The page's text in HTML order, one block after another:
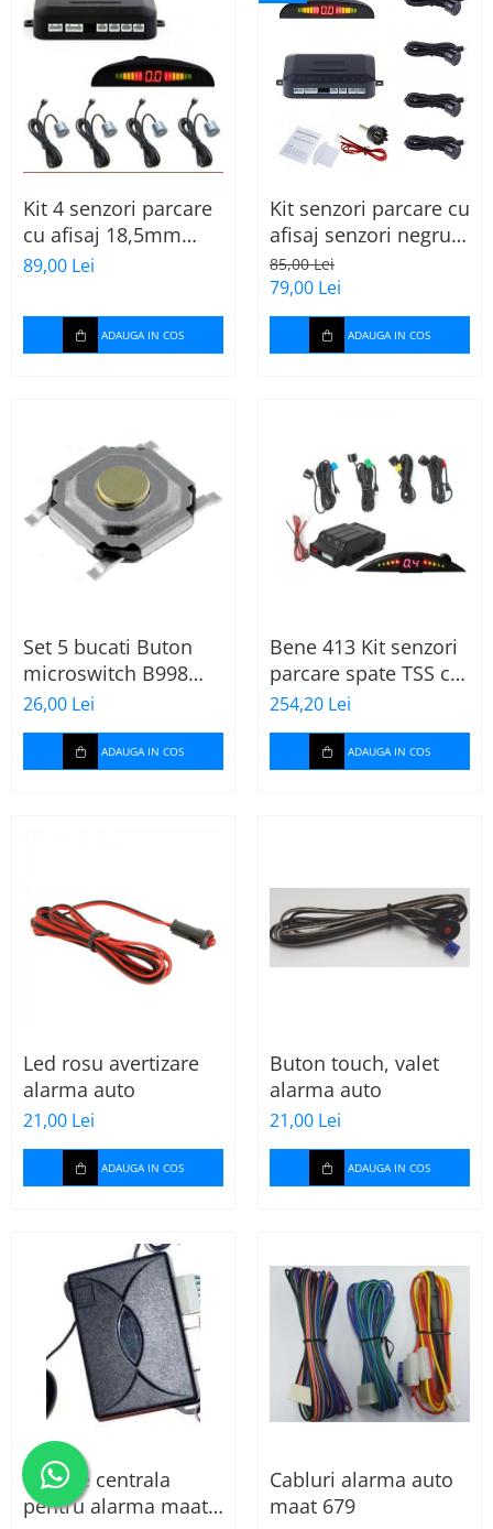
Kit 4 senzori parcare
cu afisaj 18,5mm
argintii
89,00 Lei
ADAUGA IN COS
Kit senzori parcare cu
afisaj senzori negru
mat 18,5 mm
85,00 Lei
79,00 Lei
ADAUGA IN COS
Set 5 bucati Buton
microswitch B998
telecomanda auto
renault,
5,2x5,2x1,5mm
26,00 Lei
ADAUGA IN COS
Bene 413 Kit senzori
parcare spate TSS cu
display
254,20 Lei
ADAUGA IN COS
Led rosu avertizare
alarma auto
21,00 Lei
ADAUGA IN COS
Buton touch, valet
alarma auto
21,00 Lei
ADAUGA IN COS
Unitate centrala
pentru alarma maat
Cabluri alarma auto
maat 679